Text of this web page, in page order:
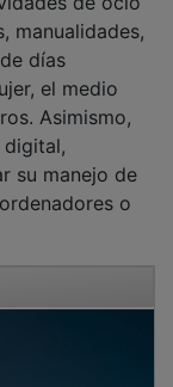
manualidades,
días
el medio
Asimismo,
digital,
manejo de
o